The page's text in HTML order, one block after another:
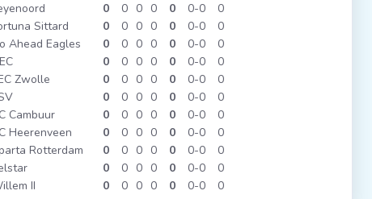
0 0 0 0 0 0 0
0
Sittard 0 0 0 0 0 0 0
0
Ahead Eagles 0 0 0 0 0 0 0
0
0 0 0 0 0 0 0
0
Zwolle 0 0 0 0 0 0 0
0
0 0 0 0 0 0 0
0
Cambuur 0 0 0 0 0 0 0
0
Heerenveen 0 0 0 0 0 0 0
0
Rotterdam 0 0 0 0 0 0 0
0
0 0 0 0 0 0 0
0
II 0 0 0 0 0 0 0 0